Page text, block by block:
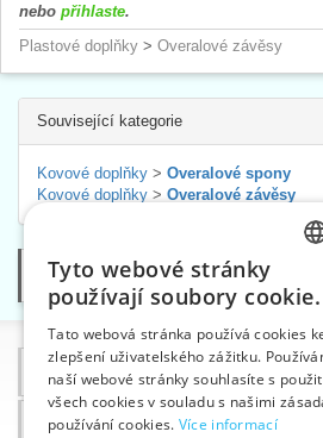
nebo přihlaste.
Plastové doplňky > Overalové závěsy
Související kategorie
Kovové doplňky > Overalové spony
Kovové doplňky > Overalové závěsy
Kategorie
Informace
Proč si zvolit právě nás
Tyto webové stránky
používají soubory cookie.
Tato webová stránka používá cookies
zlepšení uživatelského zážitku.
naší webové stránky souhlasíte s
všech cookies v souladu s našimi
používání cookies. Více informací